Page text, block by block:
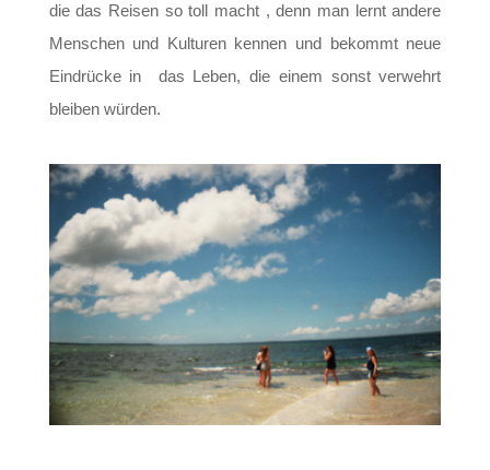
die das Reisen so toll macht , denn man lernt andere
Menschen und Kulturen kennen und bekommt neue
Eindrücke in das Leben, die einem sonst verwehrt
bleiben würden.